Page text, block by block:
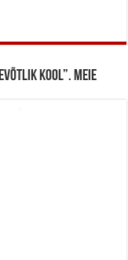
Kool”. Meie